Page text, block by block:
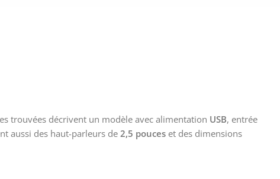
trouvées décrivent un modèle avec alimentation USB, entrée
aussi des haut-parleurs de 2,5 pouces et des dimensions